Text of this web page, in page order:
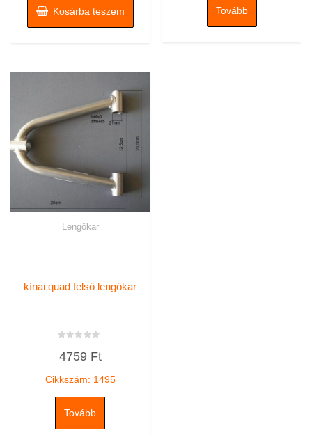
Kosárba teszem Tovább
Lengőkar
kínai quad felső lengőkar
0
4759 Ft
Cikkszám: 1495
Tovább